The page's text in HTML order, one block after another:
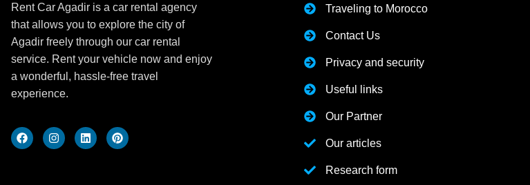
Rent Car Agadir is a car rental agency
that allows you to explore the city of
Agadir freely through our car rental
service. Rent your vehicle now and enjoy
a wonderful, hassle-free travel
experience.
Traveling to Morocco
Contact Us
Privacy and security
Useful links
Our Partner
Our articles
Research form